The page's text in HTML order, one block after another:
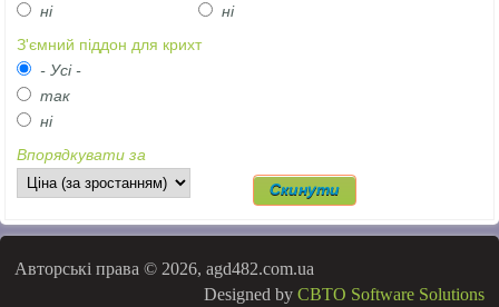
ні
ні
З'ємний піддон для крихт
- Усі -
так
ні
Впорядкувати за
Авторські права © 2026, agd482.com.ua
Designed by CBTO Software Solutions